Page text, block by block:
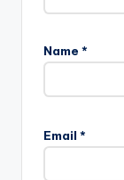
Name *
Email *